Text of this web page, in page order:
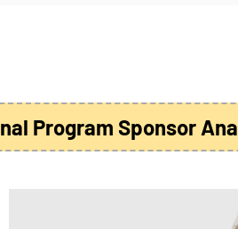
Program Sponsor